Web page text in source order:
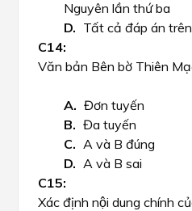
Nguyên lần thứ ba
Tất cả đáp án trên
Văn bản Bên bờ Thiên
Đơn tuyến
Đa tuyến
A và B đúng
A và B sai
Xác định nội dung chính